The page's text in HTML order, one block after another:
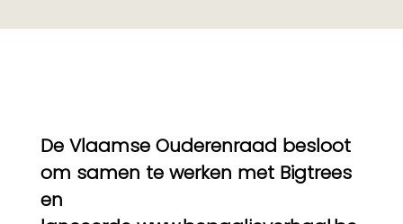
De Vlaamse Ouderenraad besloot
om samen te werken met Bigtrees
en